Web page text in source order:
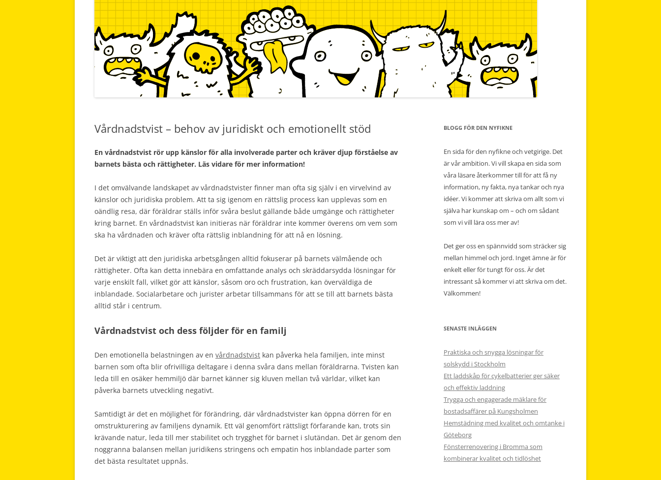
Vårdnadstvist – behov av juridiskt och emotionellt stöd
En vårdnadstvist rör upp känslor för alla involverade parter och kräver djup förståelse av
barnets bästa och rättigheter. Läs vidare för mer information!
I det omvälvande landskapet av vårdnadstvister finner man ofta sig själv i en virvelvind av
känslor och juridiska problem. Att ta sig igenom en rättslig process kan upplevas som en
oändlig resa, där föräldrar ställs inför svåra beslut gällande både umgänge och rättigheter
kring barnet. En vårdnadstvist kan initieras när föräldrar inte kommer överens om vem som
ska ha vårdnaden och kräver ofta rättslig inblandning för att nå en lösning.
Det är viktigt att den juridiska arbetsgången alltid fokuserar på barnets välmående och
rättigheter. Ofta kan detta innebära en omfattande analys och skräddarsydda lösningar för
varje enskilt fall, vilket gör att känslor, såsom oro och frustration, kan överväldiga de
inblandade. Socialarbetare och jurister arbetar tillsammans för att se till att barnets bästa
alltid står i centrum.
Vårdnadstvist och dess följder för en familj
Den emotionella belastningen av en vårdnadstvist kan påverka hela familjen, inte minst
barnen som ofta blir ofrivilliga deltagare i denna svåra dans mellan föräldrarna. Tvisten kan
leda till en osäker hemmiljö där barnet känner sig kluven mellan två världar, vilket kan
påverka barnets utveckling negativt.
Samtidigt är det en möjlighet för förändring, där vårdnadstvister kan öppna dörren för en
omstrukturering av familjens dynamik. Ett väl genomfört rättsligt förfarande kan, trots sin
krävande natur, leda till mer stabilitet och trygghet för barnet i slutändan. Det är genom den
noggranna balansen mellan juridikens stringens och empatin hos inblandade parter som
det bästa resultatet uppnås.
BLOGG FÖR DEN NYFIKNE
En sida för den nyfikne och vetgirige. Det
är vår ambition. Vi vill skapa en sida som
våra läsare återkommer till för att få ny
information, ny fakta, nya tankar och nya
idéer. Vi kommer att skriva om allt som vi
själva har kunskap om – och om sådant
som vi vill lära oss mer av!
Det ger oss en spännvidd som sträcker sig
mellan himmel och jord. Inget ämne är för
enkelt eller för tungt för oss. Är det
intressant så kommer vi att skriva om det.
Välkommen!
SENASTE INLÄGGEN
Praktiska och snygga lösningar för
solskydd i Stockholm
Ett laddskåp för cykelbatterier ger säker
och effektiv laddning
Trygga och engagerade mäklare för
bostadsaffärer på Kungsholmen
Hemstädning med kvalitet och omtanke i
Göteborg
Fönsterrenovering i Bromma som
kombinerar kvalitet och tidlöshet